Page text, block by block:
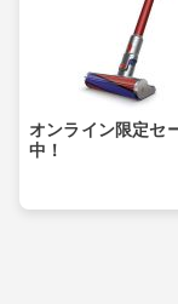
オンライン限定セ
中！